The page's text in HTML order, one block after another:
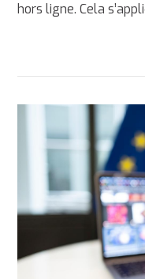
hors ligne. Cela